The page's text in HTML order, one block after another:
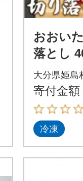
おおい
落とし
大分県姫島
寄付金額
冷凍